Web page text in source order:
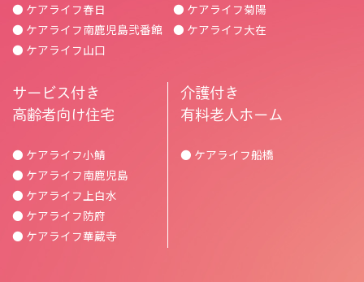
● ケアライフ春日
● ケアライフ南鹿児島弐番館
● ケアライフ山口
● ケアライフ菊陽
● ケアライフ大在
サービス付き
高齢者向け住宅
● ケアライフ小鯖
● ケアライフ南鹿児島
● ケアライフ上白水
● ケアライフ防府
● ケアライフ華蔵寺
介護付き
有料老人ホーム
● ケアライフ船橋